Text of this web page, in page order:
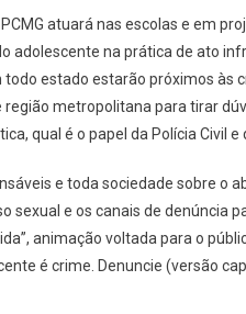
atuará nas escolas e em
adolescente na prática de ato
todo estado estarão próximos às
metropolitana para tirar
qual é o papel da Polícia Civil
e toda sociedade sobre o
sexual e os canais de denúncia
animação voltada para o
é crime. Denuncie (versão